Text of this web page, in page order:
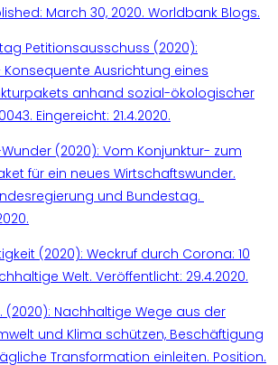
March 30, 2020. Worldbank Blogs.
Petitionsausschuss (2020):
Ausrichtung eines
anhand sozial-ökologischer
Eingereicht: 21.4.2020.
(2020): Vom Konjunktur- zum
für ein neues Wirtschaftswunder.
und Bundestag.
(2020): Weckruf durch Corona: 10
Welt. Veröffentlicht: 29.4.2020.
(2020): Nachhaltige Wege aus der
und Klima schützen, Beschäftigung
Transformation einleiten. Position.